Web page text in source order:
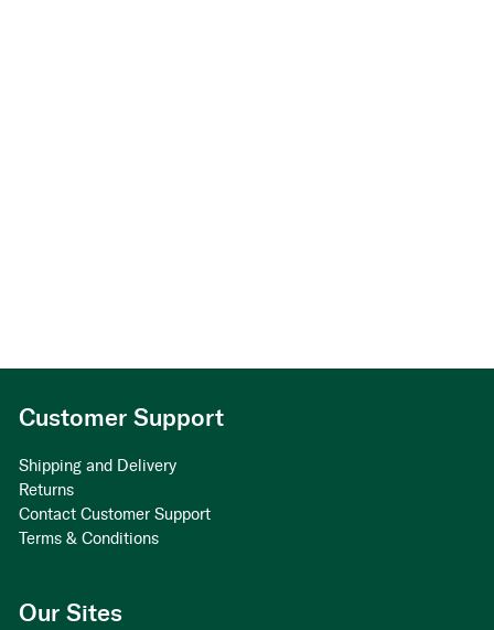
Customer Support
Shipping and Delivery
Returns
Contact Customer Support
Terms & Conditions
Our Sites